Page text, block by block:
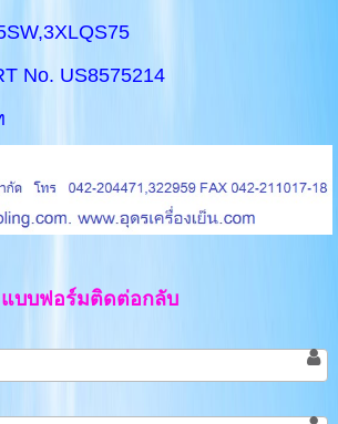
No. US8575214
แบบฟอร์มติดต่อกลับ